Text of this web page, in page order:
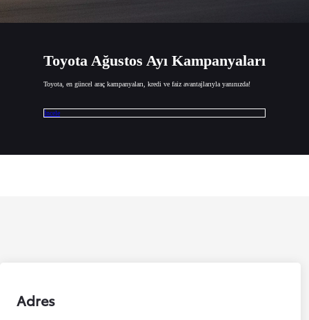
Toyota Ağustos Ayı Kampanyaları
Toyota, en güncel araç kampanyaları, kredi ve faiz avantajlarıyla yanınızda!
İncele
Adres